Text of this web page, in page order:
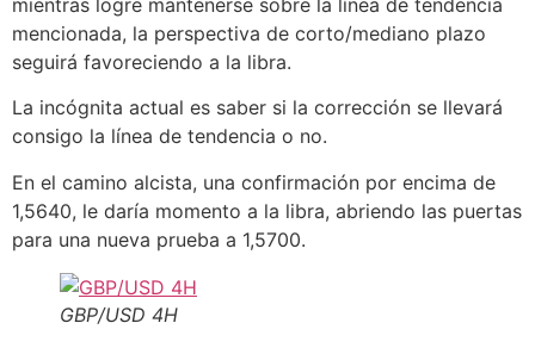
mientras logre mantenerse sobre la línea de tendencia
mencionada, la perspectiva de corto/mediano plazo
seguirá favoreciendo a la libra.
La incógnita actual es saber si la corrección se llevará
consigo la línea de tendencia o no.
En el camino alcista, una confirmación por encima de
1,5640, le daría momento a la libra, abriendo las puertas
para una nueva prueba a 1,5700.
GBP/USD 4H